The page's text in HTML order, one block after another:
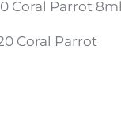
Coral Parrot